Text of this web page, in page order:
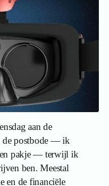
aan de
de postbode — ik
pakje — terwijl ik
ben. Meestal
en de financiële